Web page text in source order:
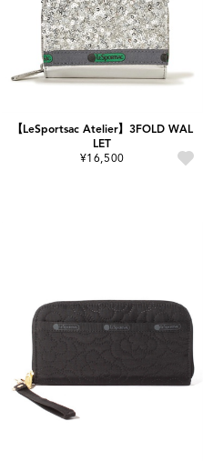
【LeSportsac Atelier】3FOLD WAL
LET
¥16,500